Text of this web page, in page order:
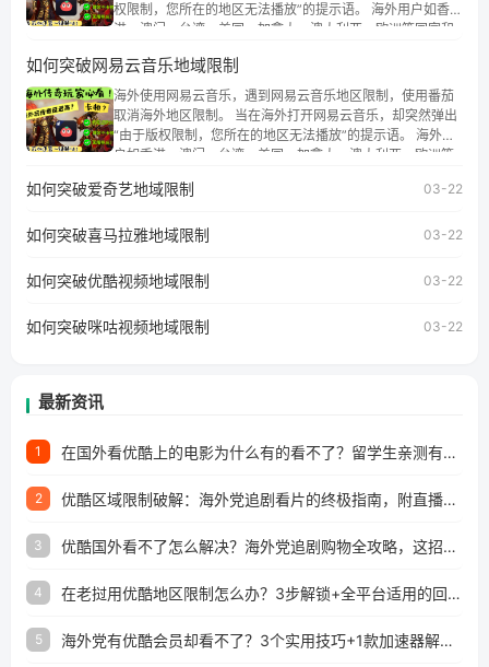
权限制，您所在的地区无法播放”的提示语。 海外用户如香
港、澳门、台湾、美国、加拿大、澳大利亚、欧洲等国家和
权限制问题，且仅能在中国大陆地区播放。 遇到这个问题的
朋友们，使用番茄回国加速器，即可解决「海外用户收听腾
讯视频地区版权限制」的问题，无论人在香港、澳门、台
湾、美国、加拿大、澳大利亚、欧洲等国家和地区工作、留
学、定居等，都可以使用，不再因地区和版权限制所困扰。
如何突破网易云音乐地域限制
海外使用网易云音乐，遇到网易云音乐地区限制，使用番茄
取消海外地区限制。 当在海外打开网易云音乐，却突然弹出
“由于版权限制，您所在的地区无法播放”的提示语。 海外用
户如香港、澳门、台湾、美国、加拿大、澳大利亚、欧洲等
地区及版权限制问题，且仅能在中国大陆地区播放。 遇到这
户收听网易云音乐地区版权限制」的问题，无论人在香港、
工作、留学、定居等，都可以使用，不再因地区和版权限制
所困扰。
如何突破爱奇艺地域限制 03-22
如何突破喜马拉雅地域限制 03-22
如何突破优酷视频地域限制 03-22
如何突破咪咕视频地域限制 03-22
最新资讯
1 在国外看优酷上的电影为什么有的看不了？留学生亲测有效的回国加速方案
2 优酷区域限制破解：海外党追剧看片的终极指南，附直播欧冠+1905电影网解决方案
3 优酷国外看不了怎么解决？海外党追剧购物全攻略，这招亲测有效！
4 在老挝用优酷地区限制怎么办？3步解锁+全平台适用的回国加速器指南
5 海外党有优酷会员却看不了？3个实用技巧+1款加速器解决追剧&金融APP难题